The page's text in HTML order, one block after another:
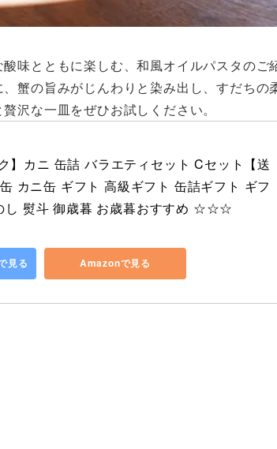
味とともに楽しむ、和風オイルパスタのご
蟹の旨みがじんわりと染み出し、すだちの
沢な一皿をぜひお試しください。
】カニ 缶詰 バラエティセット Cセット【送
カニ缶 ギフト 高級ギフト 缶詰ギフト ギフ
し 熨斗 御歳暮 お歳暮おすすめ ☆☆☆
見る Amazonで見る